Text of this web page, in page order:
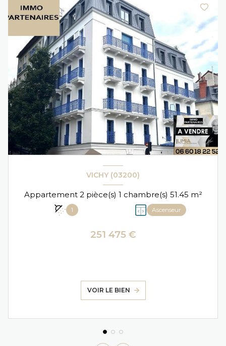
VICHY (03200)
Appartement 2 pièce(s) 1 chambre(s) 51.45 m²
1 Ascenseur
251 475 €
VOIR LE BIEN